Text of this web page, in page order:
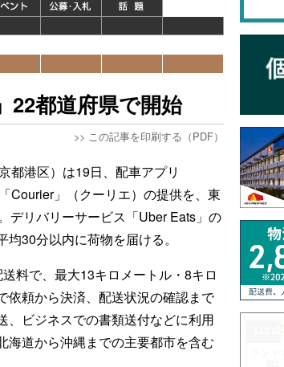
22都道府県で開始
>> この記事を印刷する（PDF）
都港区）は19日、配車アプリ
Courier」（クーリエ）の提供を、東
デリバリーサービス「Uber Eats」の
30分以内に荷物を届ける。
料で、最大13キロメートル・8キロ
依頼から決済、配送状況の確認まで
、ビジネスでの書類送付などに利用
海道から沖縄までの主要都市を含む